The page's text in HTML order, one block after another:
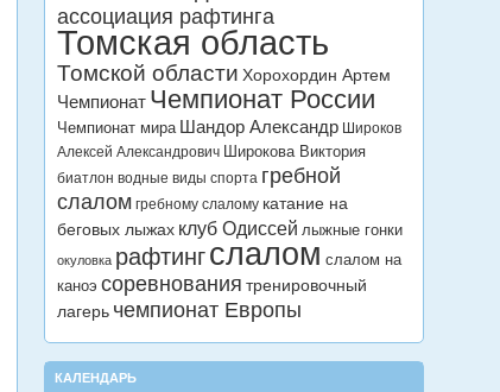
ассоциация рафтинга
Томская область
Томской области Хорохордин Артем
Чемпионат Чемпионат России
Чемпионат мира Шандор Александр Широков
Алексей Александрович Широкова Виктория
биатлон водные виды спорта гребной
слалом гребному слалому катание на
беговых лыжах клуб Одиссей лыжные гонки
окуловка рафтингслалом слалом на
каноэ соревнования тренировочный
лагерь чемпионат Европы
КАЛЕНДАРЬ